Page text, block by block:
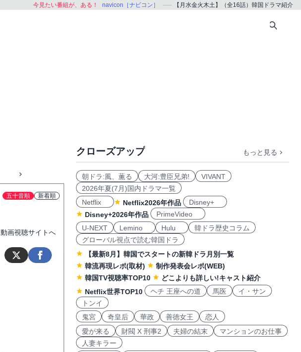
今見たい番組が、ある！ navicon［ナビコン］ 【月水金火木土】（全16話）韓国ドラマ紹介
五十音順 新着順
動画視聴サイトへ
クローズアップ もっと見る
朝ドラ:風、薫る 大河:豊臣兄弟!
VIVANT
2026年夏(7月)国内ドラマ一覧
Netflix
Netflix2026年作品
Disney+
Disney+2026年作品
PrimeVideo
U-NEXT
Lemino Hulu
韓ドラ歴史コラム
グローバル視点で読む韓国ドラ
【最新8月】韓国でスタートの新韓ドラ月別一覧
韓流再現レポ(取材)
制作発表会レポ(WEB)
韓国TV視聴率TOP10
どこよりも詳しい!キャスト紹介
Netflix世界TOP10
ヘチ 王座への道 馬医
イ・サン
トンイ
鬼宮
奇皇后 華政 善徳女王
恋人
愛が来る
財閥 X 刑事2 夫婦の結末
マンションのお仕事
人妻キラー